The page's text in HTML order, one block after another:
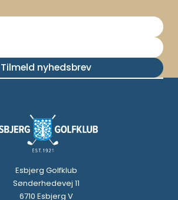
Tilmeld nyhedsbrev
Esbjerg Golfklub
Sønderhedevej 11
6710 Esbjerg V